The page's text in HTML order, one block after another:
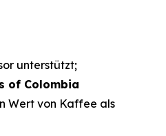
unterstützt;
of Colombia
Wert von Kaffee als